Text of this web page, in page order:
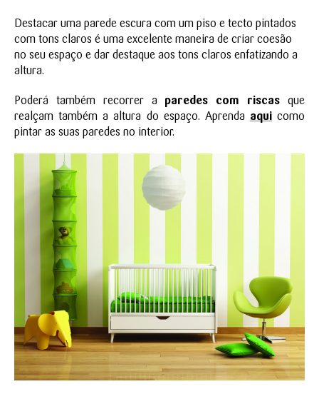
Destacar uma parede escura com um piso e tecto pintados
com tons claros é uma excelente maneira de criar coesão
no seu espaço e dar destaque aos tons claros enfatizando a
altura.
Poderá também recorrer aparedes com riscasque
realçam também a altura do espaço. Aprenda aquicomo
pintar as suas paredes no interior.